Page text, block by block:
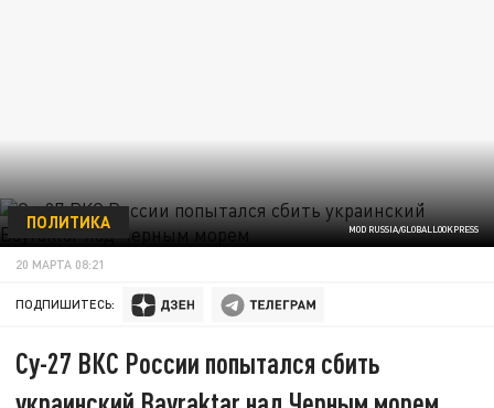
MOD RUSSIA/GLOBALLOOKPRESS
ПОЛИТИКА
20 МАРТА 08:21
ПОДПИШИТЕСЬ:
Су-27 ВКС России попытался сбить